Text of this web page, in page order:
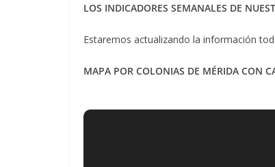
LOS INDICADORES SEMANALES DE
Estaremos actualizando la información
MAPA POR COLONIAS DE MÉRIDA CON